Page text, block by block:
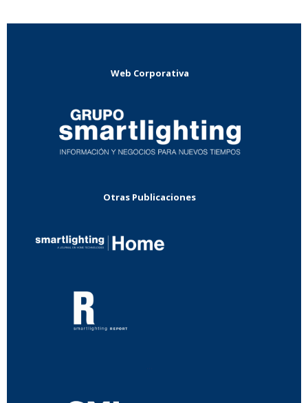
Web Corporativa
Otras Publicaciones